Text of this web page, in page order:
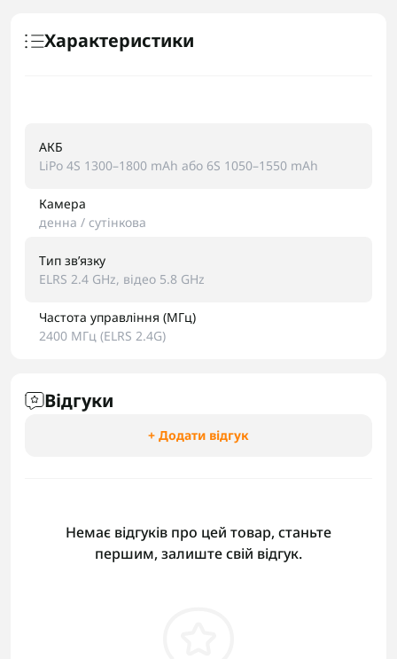
Характеристики
АКБ
LiPo 4S 1300–1800 mAh або 6S 1050–1550 mAh
Камера
денна / сутінкова
Тип звʼязку
ELRS 2.4 GHz, відео 5.8 GHz
Частота управління (МГц)
2400 МГц (ELRS 2.4G)
Відгуки
+ Додати відгук
Немає відгуків про цей товар, станьте
першим, залиште свій відгук.